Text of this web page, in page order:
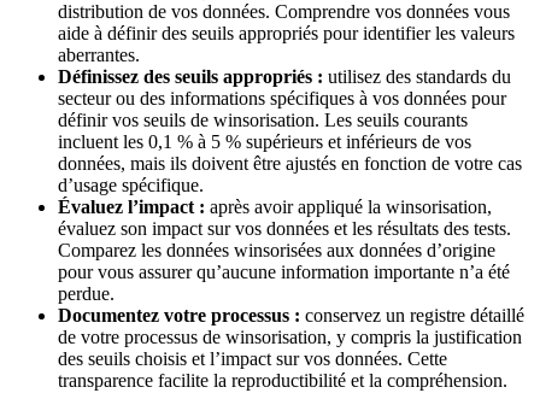
distribution de vos données. Comprendre vos données vous
aide à définir des seuils appropriés pour identifier les valeurs
aberrantes.
Définissez des seuils appropriés : utilisez des standards du
secteur ou des informations spécifiques à vos données pour
définir vos seuils de winsorisation. Les seuils courants
incluent les 0,1 % à 5 % supérieurs et inférieurs de vos
données, mais ils doivent être ajustés en fonction de votre cas
d’usage spécifique.
Évaluez l’impact : après avoir appliqué la winsorisation,
évaluez son impact sur vos données et les résultats des tests.
Comparez les données winsorisées aux données d’origine
pour vous assurer qu’aucune information importante n’a été
perdue.
Documentez votre processus : conservez un registre détaillé
de votre processus de winsorisation, y compris la justification
des seuils choisis et l’impact sur vos données. Cette
transparence facilite la reproductibilité et la compréhension.